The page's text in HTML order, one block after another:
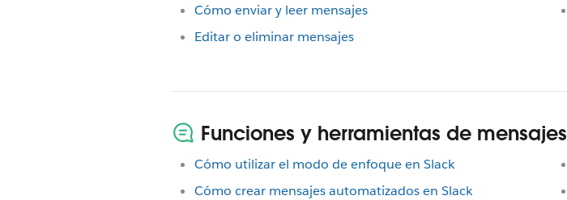
Cómo enviar y leer mensajes
Editar o eliminar mensajes
Funciones y herramientas de mensajes
Cómo utilizar el modo de enfoque en Slack
Cómo crear mensajes automatizados en Slack